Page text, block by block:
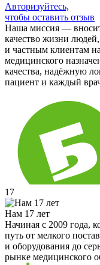
Авторизуйтесь,
чтобы оставить отзыв
Наша миссия —
качество жизни
и частным клиентам
медицинского
качества, надёжную
пациент и каждый
17
Нам 17 лет
Начиная с 2009 года,
путь от мелкого
и оборудования до
рынке медицинского